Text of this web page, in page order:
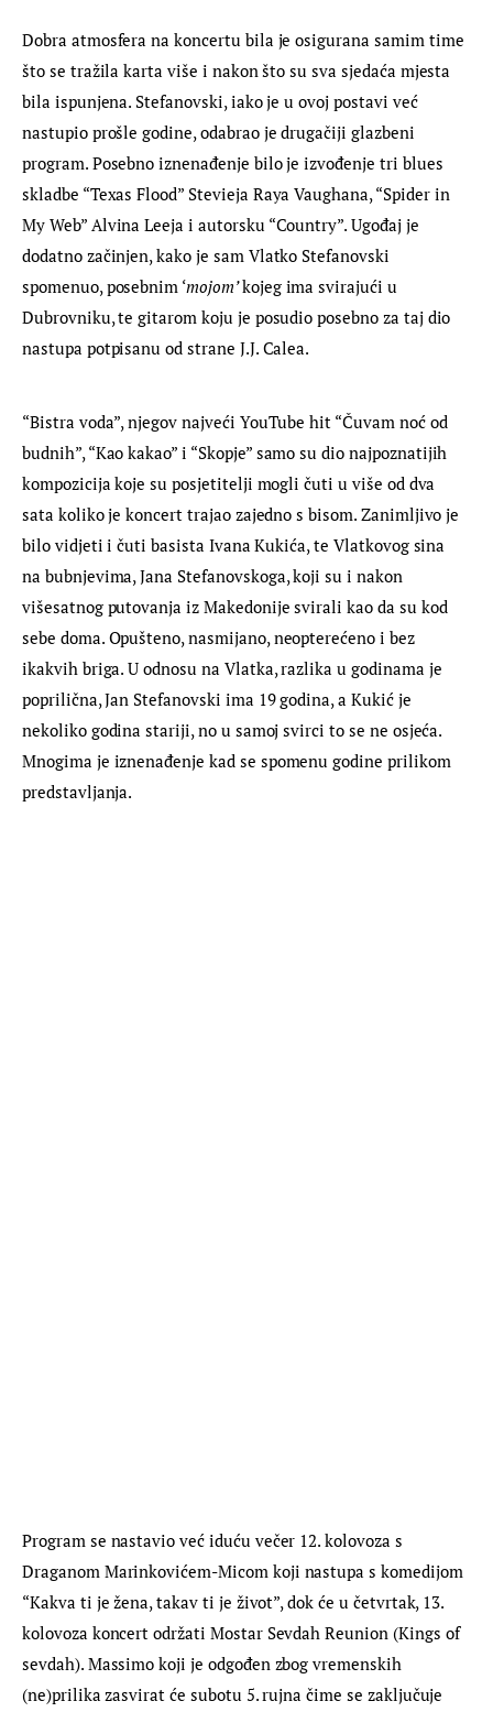
Dobra atmosfera na koncertu bila je osigurana samim time
što se tražila karta više i nakon što su sva sjedaća mjesta
bila ispunjena. Stefanovski, iako je u ovoj postavi već
nastupio prošle godine, odabrao je drugačiji glazbeni
program. Posebno iznenađenje bilo je izvođenje tri blues
skladbe “Texas Flood” Stevieja Raya Vaughana, “Spider in
My Web” Alvina Leeja i autorsku “Country”. Ugođaj je
dodatno začinjen, kako je sam Vlatko Stefanovski
spomenuo, posebnim ‘mojom’ kojeg ima svirajući u
Dubrovniku, te gitarom koju je posudio posebno za taj dio
nastupa potpisanu od strane J.J. Calea.
“Bistra voda”, njegov najveći YouTube hit “Čuvam noć od
budnih”, “Kao kakao” i “Skopje” samo su dio najpoznatijih
kompozicija koje su posjetitelji mogli čuti u više od dva
sata koliko je koncert trajao zajedno s bisom. Zanimljivo je
bilo vidjeti i čuti basista Ivana Kukića, te Vlatkovog sina
na bubnjevima, Jana Stefanovskoga, koji su i nakon
višesatnog putovanja iz Makedonije svirali kao da su kod
sebe doma. Opušteno, nasmijano, neopterećeno i bez
ikakvih briga. U odnosu na Vlatka, razlika u godinama je
poprilična, Jan Stefanovski ima 19 godina, a Kukić je
nekoliko godina stariji, no u samoj svirci to se ne osjeća.
Mnogima je iznenađenje kad se spomenu godine prilikom
predstavljanja.
Program se nastavio već iduću večer 12. kolovoza s
Draganom Marinkovićem-Micom koji nastupa s komedijom
“Kakva ti je žena, takav ti je život”, dok će u četvrtak, 13.
kolovoza koncert održati Mostar Sevdah Reunion (Kings of
sevdah). Massimo koji je odgođen zbog vremenskih
(ne)prilika zasvirat će subotu 5. rujna čime se zaključuje